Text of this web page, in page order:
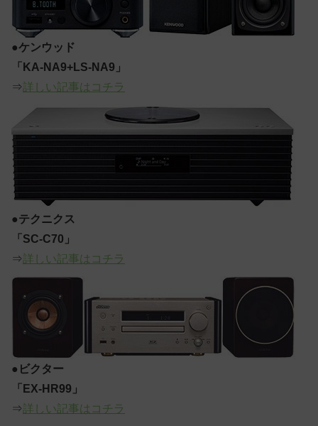
●ケンウッド
「KA-NA9+LS-NA9」
⇒詳しい記事はコチラ
●テクニクス
「SC-C70」
⇒詳しい記事はコチラ
● ビクター
「EX-HR99」
⇒詳しい記事はコチラ